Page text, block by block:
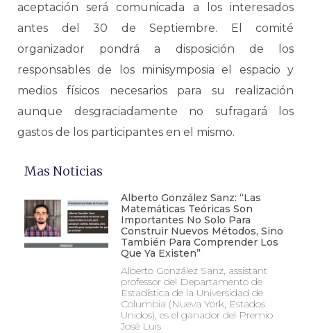
aceptación será comunicada a los interesados
antes del 30 de Septiembre. El comité
organizador pondrá a disposición de los
responsables de los minisymposia el espacio y
medios físicos necesarios para su realización
aunque desgraciadamente no sufragará los
gastos de los participantes en el mismo.
Mas Noticias
Alberto González Sanz: “Las
Matemáticas Teóricas Son
Importantes No Solo Para
Construir Nuevos Métodos, Sino
También Para Comprender Los
Que Ya Existen”
Alberto González Sanz, assistant
professor del Departamento de
Estadística de la Universidad de
Columbia (Nueva York, Estados
Unidos), es el ganador del Premio
José Luis